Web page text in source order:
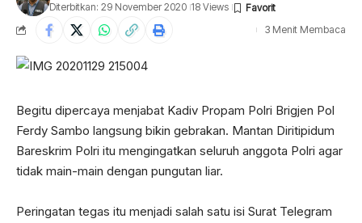
Diterbitkan: 29 November 2020 18 Views
3 Menit Membaca
Begitu dipercaya menjabat Kadiv Propam Polri Brigjen Pol
Ferdy Sambo langsung bikin gebrakan. Mantan Diritipidum
Bareskrim Polri itu mengingatkan seluruh anggota Polri agar
tidak main-main dengan pungutan liar.
Peringatan tegas itu menjadi salah satu isi Surat Telegram